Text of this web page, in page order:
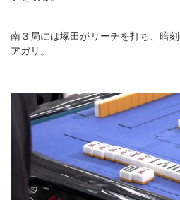
南３局には塚田がリーチを打ち、暗
アガリ。